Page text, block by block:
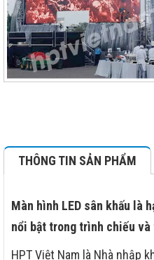
THÔNG TIN SẢN PHẨM
Màn hình LED sân khấu là
nổi bật trong trình chiếu
HPT Việt Nam là Nhà nhập